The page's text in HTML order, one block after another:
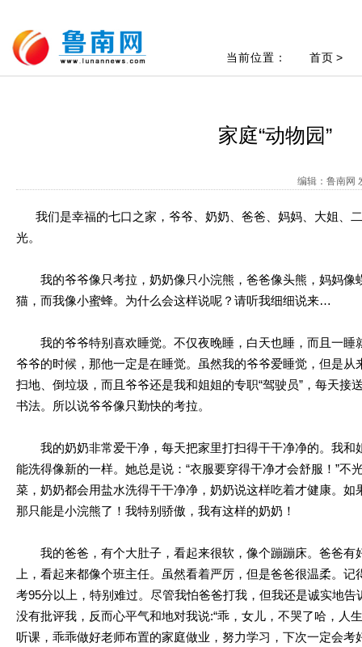
当前位置： 首页 >
家庭“动物园”
编辑：鲁南网
我们是幸福的七口之家，爷爷、奶奶、爸爸、妈妈、大姐、
光。
我的爷爷像只考拉，奶奶像只小浣熊，爸爸像头熊，妈妈像
猫，而我像小蜜蜂。为什么会这样说呢？请听我细细说来…
我的爷爷特别喜欢睡觉。不仅夜晚睡，白天也睡，而且一睡
爷爷的时候，那他一定是在睡觉。虽然我的爷爷爱睡觉，但是从
扫地、倒垃圾，而且爷爷还是我和姐姐的专职“驾驶员”，每天接
书法。所以说爷爷像只勤快的考拉。
我的奶奶非常爱干净，每天把家里打扫得干干净净的。我和
能洗得像新的一样。她总是说：“衣服要穿得干净才会舒服！”不
菜，奶奶都会用盐水洗得干干净净，奶奶说这样吃着才健康。如
那只能是小浣熊了！我特别骄傲，我有这样的奶奶！
我的爸爸，有个大肚子，看起来很软，像个蹦蹦床。爸爸有
上，看起来都像个班主任。虽然看着严厉，但是爸爸很温柔。
考95分以上，特别难过。尽管我怕爸爸打我，但我还是诚实地
没有批评我，反而心平气和地对我说:“乖，女儿，不哭了哈，人
听课，乖乖做好老师布置的家庭做业，努力学习，下次一定会考